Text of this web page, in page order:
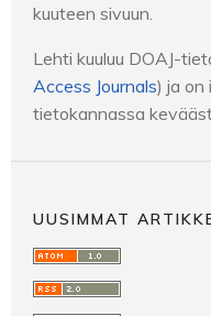
kuuteen sivuun.
Lehti kuuluu DOAJ-
Access Journals) ja on
tietokannassa
UUSIMMAT